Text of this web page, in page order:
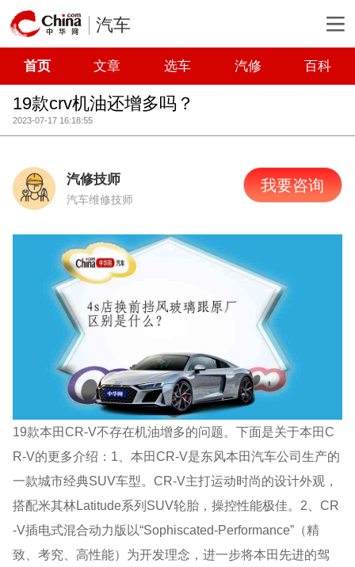
汽车
首页 文章 选车 汽修 百科
19款crv机油还增多吗？
2023-07-17 16:18:55
汽修技师
汽车维修技师
我要咨询
19款本田CR-V不存在机油增多的问题。下面是关于本田C
R-V的更多介绍：1、本田CR-V是东风本田汽车公司生产的
一款城市经典SUV车型。CR-V主打运动时尚的设计外观，
搭配米其林Latitude系列SUV轮胎，操控性能极佳。2、CR
-V插电式混合动力版以“Sophiscated-Performance”（精
致、考究、高性能）为开发理念，进一步将本田先进的驾